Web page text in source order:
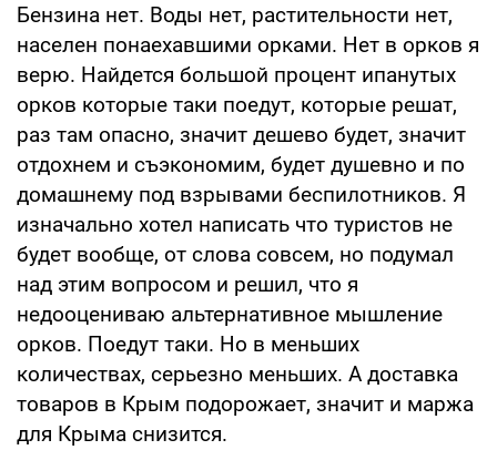
Бензина нет. Воды нет, растительности нет,
населен понаехавшими орками. Нет в орков я
верю. Найдется большой процент ипанутых
орков которые таки поедут, которые решат,
раз там опасно, значит дешево будет, значит
отдохнем и съэкономим, будет душевно и по
домашнему под взрывами беспилотников. Я
изначально хотел написать что туристов не
будет вообще, от слова совсем, но подумал
над этим вопросом и решил, что я
недооцениваю альтернативное мышление
орков. Поедут таки. Но в меньших
количествах, серьезно меньших. А доставка
товаров в Крым подорожает, значит и маржа
для Крыма снизится.